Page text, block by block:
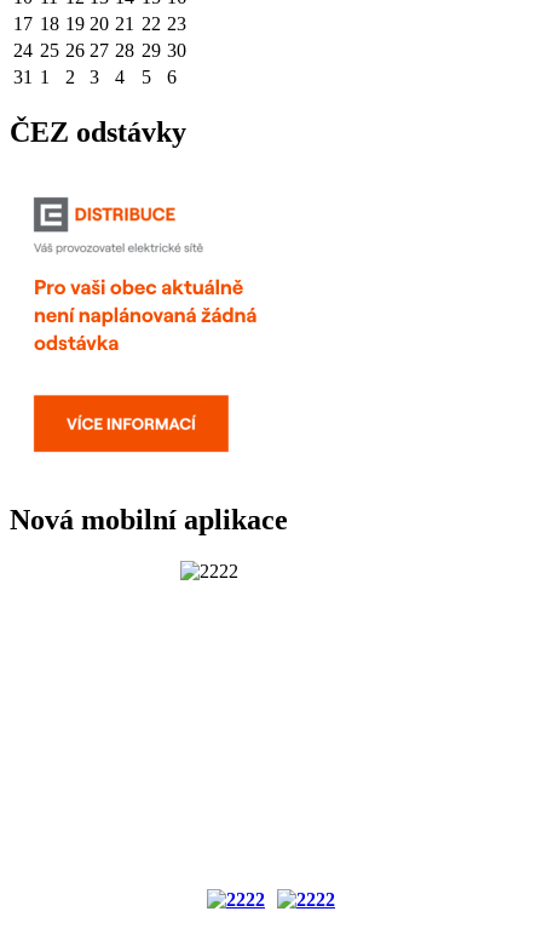
17 18 19 20 21 22 23
24 25 26 27 28 29 30
31 1 2 3 4 5 6
ČEZ odstávky
Nová mobilní aplikace